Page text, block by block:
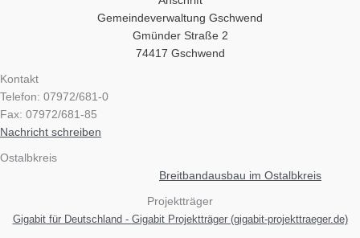
Gemeindeverwaltung Gschwend
Gmünder Straße 2
74417 Gschwend
Kontakt
Telefon: 07972/681-0
Fax: 07972/681-85
Nachricht schreiben
Ostalbkreis
Breitbandausbau im Ostalbkreis
Projektträger
Gigabit für Deutschland - Gigabit Projektträger (gigabit-projekttraeger.de)